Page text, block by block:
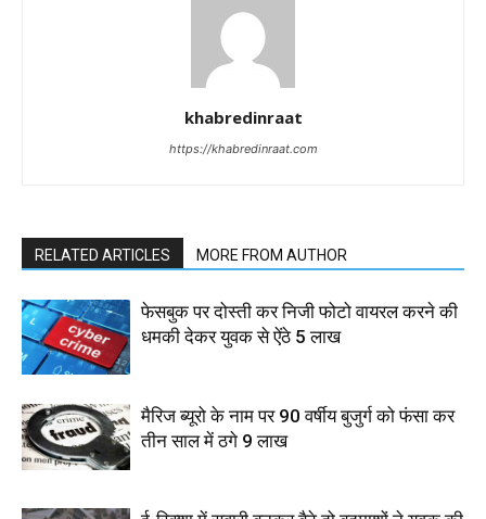
khabredinraat
https://khabredinraat.com
RELATED ARTICLES MORE FROM AUTHOR
फेसबुक पर दोस्ती कर निजी फोटो वायरल करने की
धमकी देकर युवक से ऐंठे 5 लाख
मैरिज ब्यूरो के नाम पर 90 वर्षीय बुजुर्ग को फंसा कर
तीन साल में ठगे 9 लाख